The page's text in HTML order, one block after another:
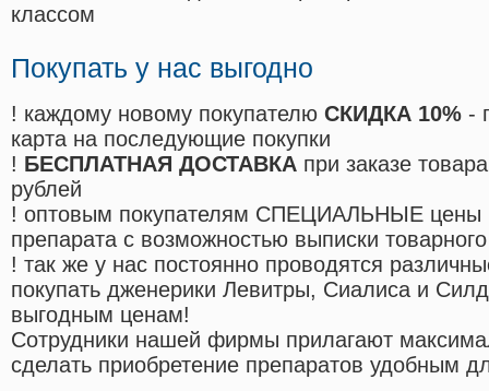
классом
Покупать у нас выгодно
! каждому новому покупателю СКИДКА 10% -
карта на последующие покупки
! БЕСПЛАТНАЯ ДОСТАВКА при заказе
рублей
! оптовым покупателям СПЕЦИАЛЬНЫЕ цены
препарата с возможностью выписки
! так же у нас постоянно проводятся
покупать дженерики Левитры, Сиалиса и
выгодным ценам!
Cотрудники нашей фирмы прилагают
сделать приобретение препаратов удобным